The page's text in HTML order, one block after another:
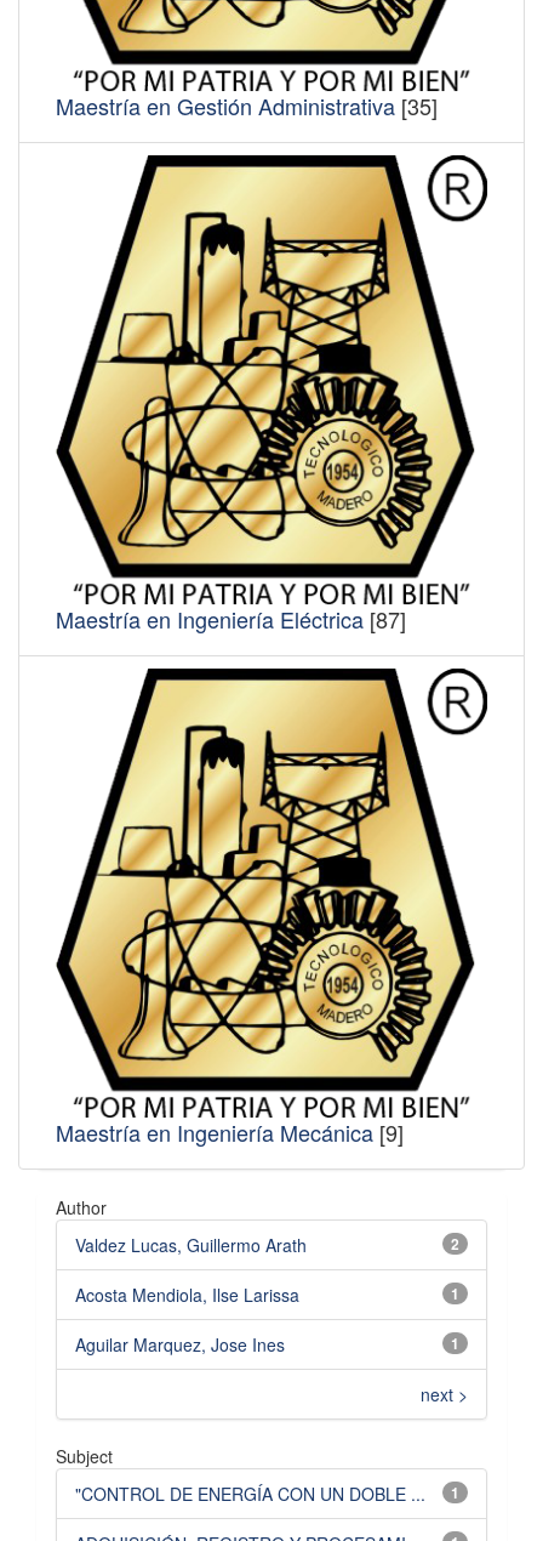
Maestría en Gestión Administrativa [35]
Maestría en Ingeniería Eléctrica [87]
Maestría en Ingeniería Mecánica [9]
Author
2
Valdez Lucas, Guillermo Arath
1
Acosta Mendiola, Ilse Larissa
1
Aguilar Marquez, Jose Ines
next >
Subject
1
"CONTROL DE ENERGÍA CON UN DOBLE ...